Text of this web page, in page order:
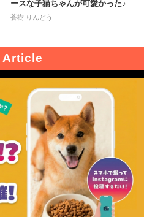
ースな子猫ちゃんが可愛かった♪
蒼樹 りんどう